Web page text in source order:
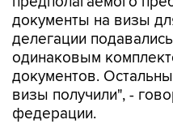
документы на визы
делегации
одинаковым
документов.
визы получили", -
федерации.